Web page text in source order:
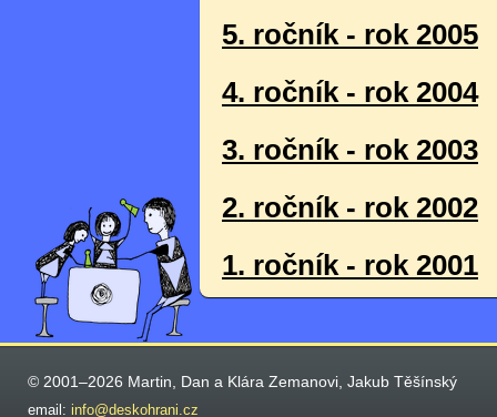
5. ročník - rok 2005
4. ročník - rok 2004
3. ročník - rok 2003
2. ročník - rok 2002
1. ročník - rok 2001
© 2001–2026 Martin, Dan a Klára Zemanovi, Jakub Těšínský
email: info@deskohrani.cz